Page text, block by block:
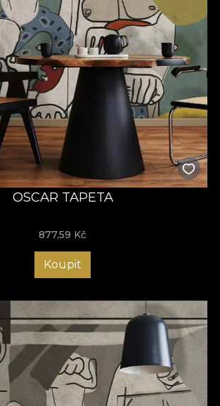
OSCAR TAPETA
877,59 Kč
Koupit